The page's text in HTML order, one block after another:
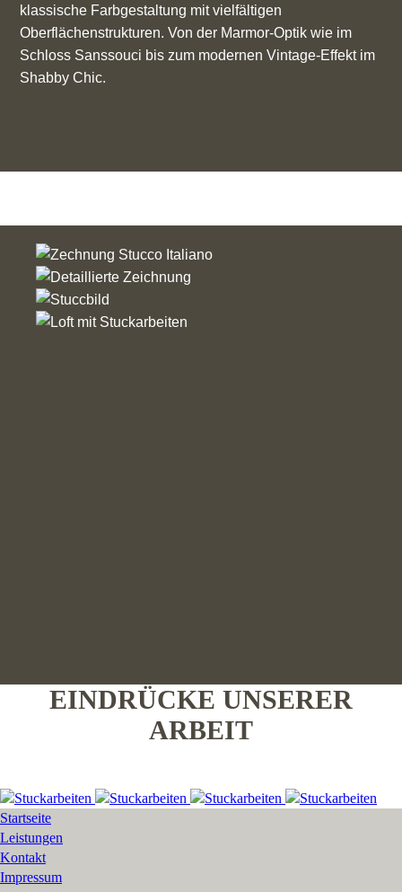
klassische Farbgestaltung mit vielfältigen
Oberflächenstrukturen. Von der Marmor-Optik wie im
Schloss Sanssouci bis zum modernen Vintage-Effekt im
Shabby Chic.
EINDRÜCKE UNSERER
ARBEIT
Startseite
Leistungen
Kontakt
Impressum